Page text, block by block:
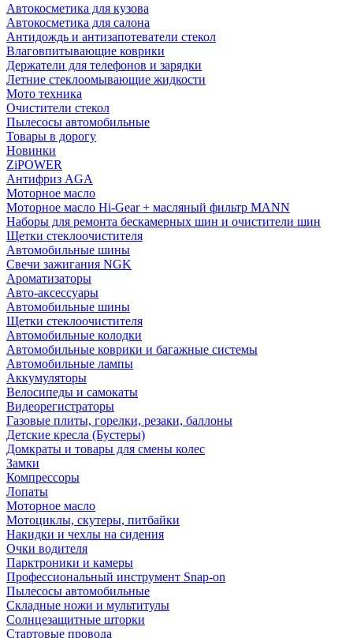
Автокосметика для кузова
Автокосметика для салона
Антидождь и антизапотеватели стекол
Влаговпитывающие коврики
Держатели для телефонов и зарядки
Летние стеклоомывающие жидкости
Мото техника
Очистители стекол
Пылесосы автомобильные
Товары в дорогу
Новинки
ZiPOWER
Антифриз AGA
Моторное масло
Моторное масло Hi-Gear + масляный фильтр MANN
Наборы для ремонта бескамерных шин и очистители шин
Щетки стеклоочистителя
Автомобильные шины
Свечи зажигания NGK
Ароматизаторы
Авто-аксессуары
Автомобильные шины
Щетки стеклоочистителя
Автомобильные колодки
Автомобильные коврики и багажные системы
Автомобильные лампы
Аккумуляторы
Велосипеды и самокаты
Видеорегистраторы
Газовые плиты, горелки, резаки, баллоны
Детские кресла (Бустеры)
Домкраты и товары для смены колес
Замки
Компрессоры
Лопаты
Моторное масло
Мотоциклы, скутеры, питбайки
Накидки и чехлы на сидения
Очки водителя
Парктроники и камеры
Профессиональный инструмент Snap-on
Пылесосы автомобильные
Складные ножи и мультитулы
Солнцезащитные шторки
Стартовые провода